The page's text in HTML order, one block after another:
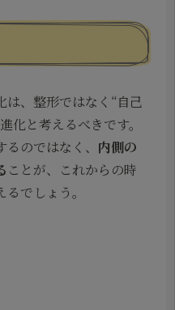
は、整形ではなく“自己
化と考えるべきです。
のではなく、 内側の
ことが、これからの時
でしょう。